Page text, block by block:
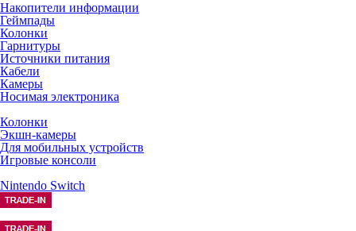
Накопители информации
Геймпады
Колонки
Гарнитуры
Источники питания
Кабели
Камеры
Носимая электроника
Колонки
Экшн-камеры
Для мобильных устройств
Игровые консоли
Nintendo Switch